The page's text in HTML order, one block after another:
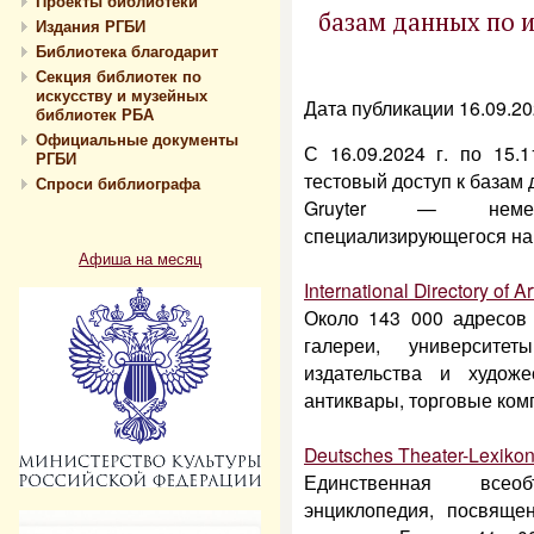
Издания РГБИ
Библиотека благодарит
Секция библиотек по
искусству и музейных
библиотек РБА
Официальные документы
РГБИ
Спроси библиографа
Афиша на месяц
базам данных по
Дата публикации
С 16.09.2024 г. по
тестовый доступ к
Gruyter —
специализирующегося
International Directory of
Около 143 000
галереи,
издательства и
антиквары, торговые
Deutsches Theater-
Единственная
энциклопедия,